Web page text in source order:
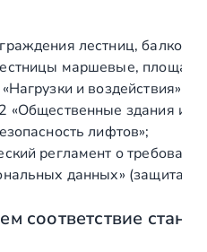
лестниц,
маршевые,
и воздействия»
здания и
лифтов»;
регламент о
данных» (защита
соответствие